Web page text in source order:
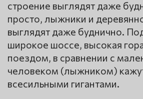
строение выглядят даже
просто, лыжники и
выглядят даже буднично.
широкое шоссе, высокая
поездом, в сравнении с
человеком (лыжником)
всесильными гигантами.